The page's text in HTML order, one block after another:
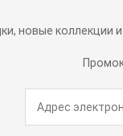
новые коллекции